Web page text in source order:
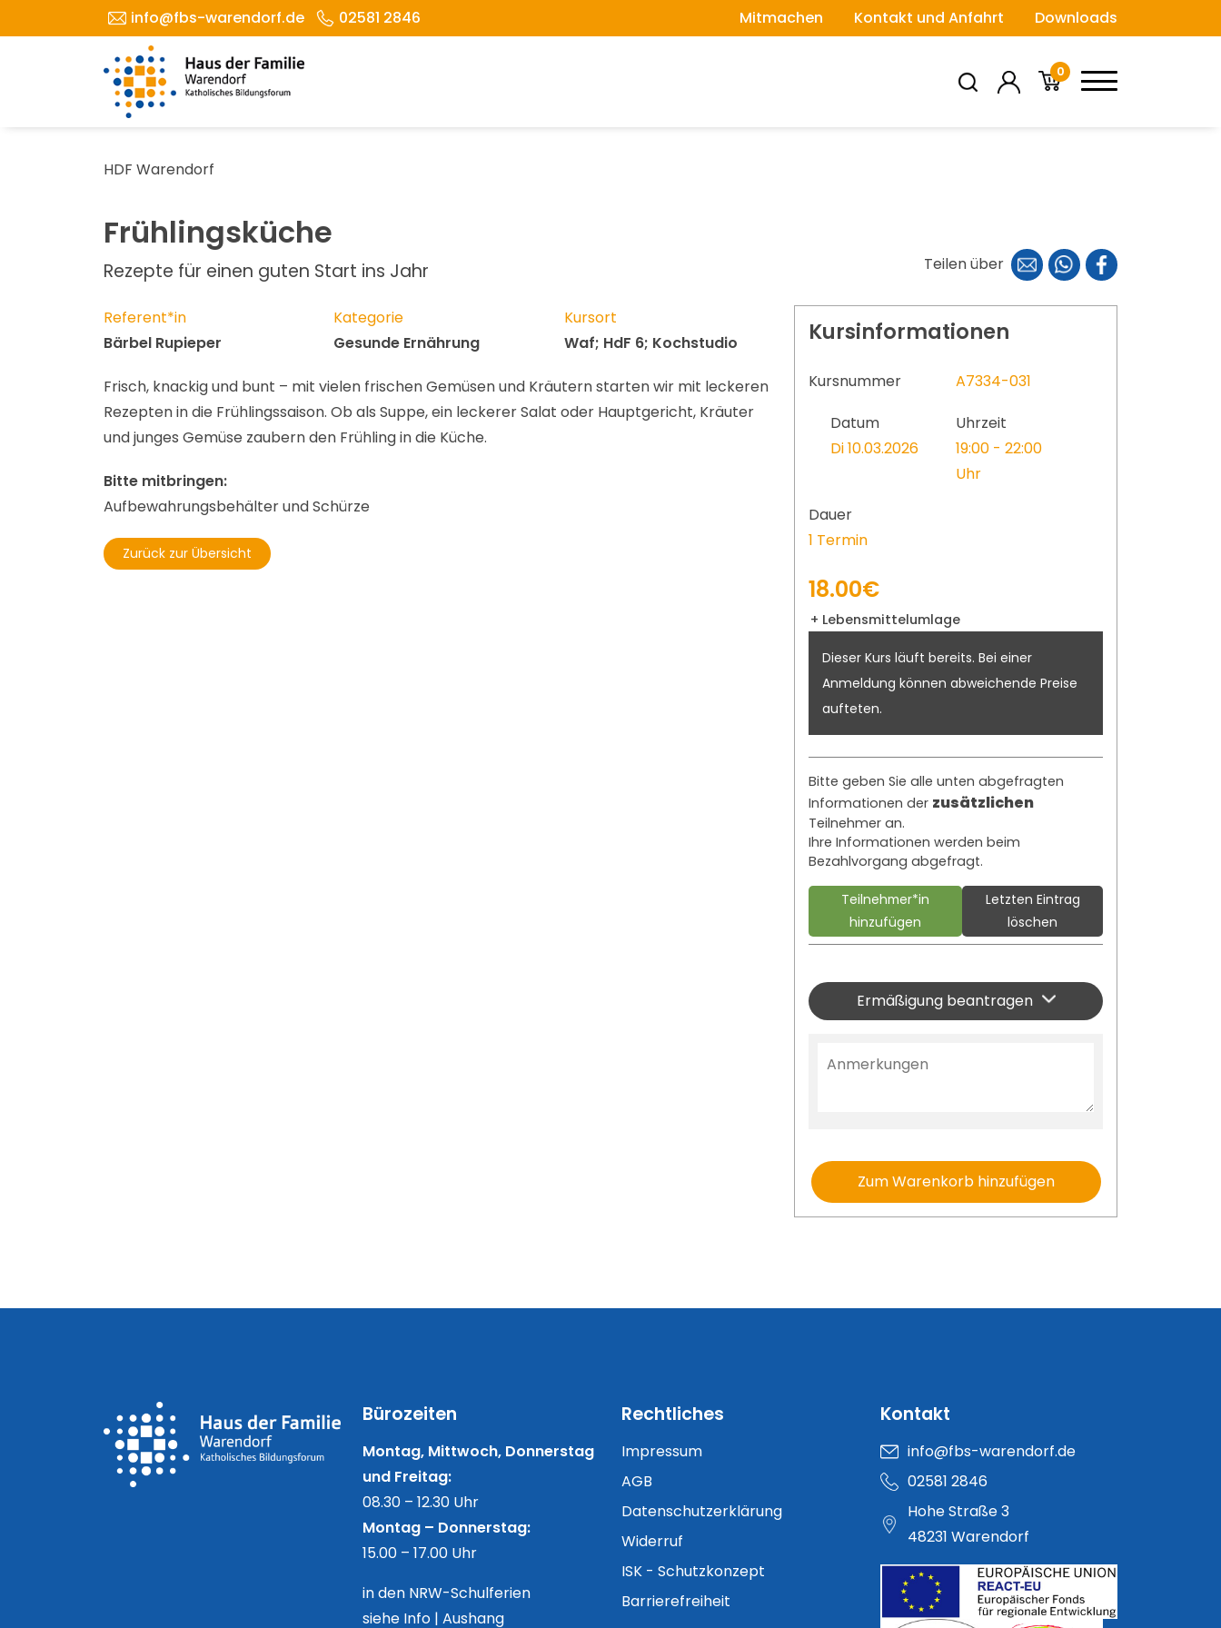
info@fbs-warendorf.de 02581 2846 Mitmachen Kontakt und Anfahrt Downloads
0
HDF Warendorf
Frühlingsküche
Rezepte für einen guten Start ins Jahr Teilen über
Referent*in
Bärbel Rupieper
Kategorie
Gesunde Ernährung
Kursort
Waf; HdF 6; Kochstudio
Frisch, knackig und bunt – mit vielen frischen Gemüsen und Kräutern starten wir mit leckeren
Rezepten in die Frühlingssaison. Ob als Suppe, ein leckerer Salat oder Hauptgericht, Kräuter
und junges Gemüse zaubern den Frühling in die Küche.
Bitte mitbringen:
Aufbewahrungsbehälter und Schürze
Zurück zur Übersicht
Kursinformationen
Kursnummer
A7334-031
Datum
Di 10.03.2026
Uhrzeit
19:00 - 22:00
Uhr
Dauer
1 Termin
18.00€
+ Lebensmittelumlage
Dieser Kurs läuft bereits. Bei einer
Anmeldung können abweichende Preise
aufteten.
Bitte geben Sie alle unten abgefragten
Informationen der zusätzlichen
Teilnehmer an.
Ihre Informationen werden beim
Bezahlvorgang abgefragt.
Teilnehmer*in
hinzufügen
Letzten Eintrag
löschen
Ermäßigung beantragen
Zum Warenkorb hinzufügen
Bürozeiten
Montag, Mittwoch, Donnerstag
und Freitag:
08.30 – 12.30 Uhr
Montag – Donnerstag:
15.00 – 17.00 Uhr
in den NRW-Schulferien
siehe Info | Aushang
Rechtliches
Impressum
AGB
Datenschutzerklärung
Widerruf
ISK - Schutzkonzept
Barrierefreiheit
Kontakt
info@fbs-warendorf.de
02581 2846
Hohe Straße 3
48231 Warendorf